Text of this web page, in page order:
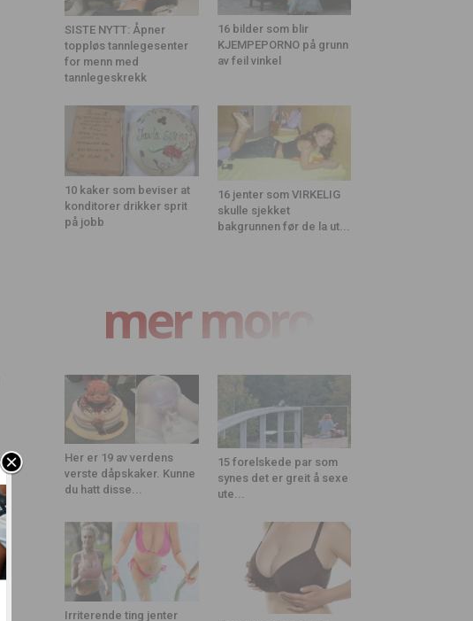
SISTE NYTT: Åpner
toppløs tannlegesenter
for menn med
tannlegeskrekk
16 bilder som blir
KJEMPEPORNO på grunn
av feil vinkel
10 kaker som beviser at
konditorer drikker sprit
på jobb
16 jenter som VIRKELIG
skulle sjekket
bakgrunnen før de la ut...
mer moro
Her er 19 av verdens
verste dåpskaker. Kunne
du hatt disse...
15 forelskede par som
synes det er greit å sexe
ute...
Irriterende ting jenter